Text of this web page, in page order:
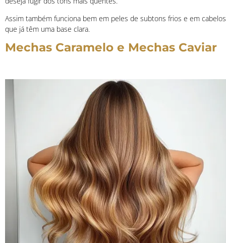
Assim também funciona bem em peles de subtons frios e em cabelos
que já têm uma base clara.
Mechas Caramelo e Mechas Caviar